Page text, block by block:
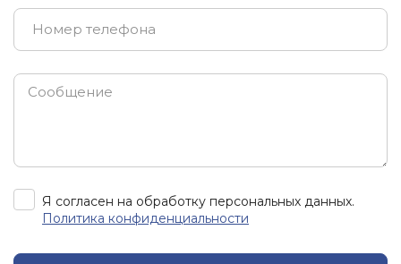
Я согласен на обработку персональных данных.
Политика конфиденциальности